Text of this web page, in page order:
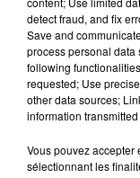
detect fraud, and fix
Save and
process personal data
following
requested; Use
other data sources;
information
Vous pouvez accepter
sélectionnant les